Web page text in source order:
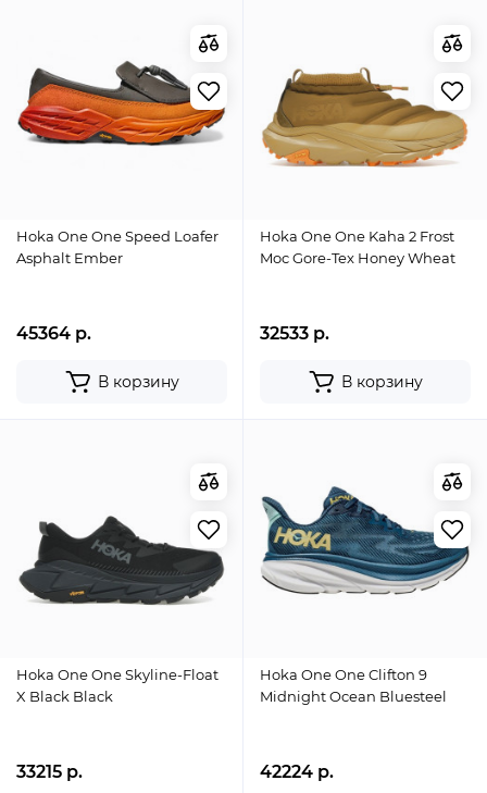
Hoka One One Speed Loafer
Asphalt Ember
45364 р.
В корзину
Hoka One One Kaha 2 Frost
Moc Gore-Tex Honey Wheat
32533 р.
В корзину
Hoka One One Skyline-Float
X Black Black
33215 р.
Hoka One One Clifton 9
Midnight Ocean Bluesteel
42224 р.